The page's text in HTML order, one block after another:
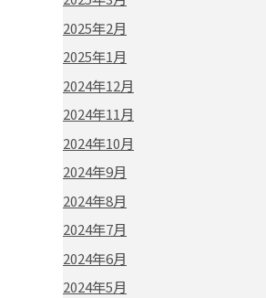
2025年2月
2025年1月
2024年12月
2024年11月
2024年10月
2024年9月
2024年8月
2024年7月
2024年6月
2024年5月